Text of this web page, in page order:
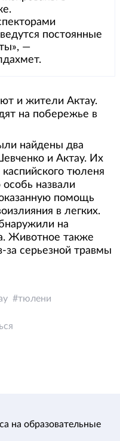
постоянные
—
и жители Актау.
на побережье в
найдены два
и Актау. Их
тюленя
назвали
помощь
в легких.
на
Животное также
за серьезной травмы
тюлени
на образовательные